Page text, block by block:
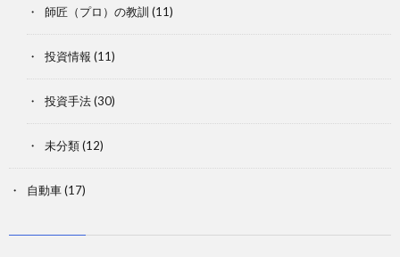
師匠（プロ）の教訓 (11)
投資情報 (11)
投資手法(30)
未分類(12)
自動車(17)